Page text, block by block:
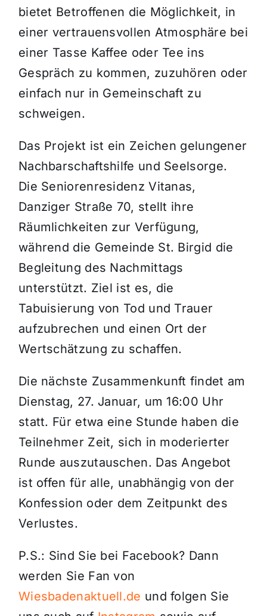
bietet Betroffenen die Möglichkeit, in
einer vertrauensvollen Atmosphäre bei
einer Tasse Kaffee oder Tee ins
Gespräch zu kommen, zuzuhören oder
einfach nur in Gemeinschaft zu
schweigen.
Das Projekt ist ein Zeichen gelungener
Nachbarschaftshilfe und Seelsorge.
Die Seniorenresidenz Vitanas,
Danziger Straße 70, stellt ihre
Räumlichkeiten zur Verfügung,
während die Gemeinde St. Birgid die
Begleitung des Nachmittags
unterstützt. Ziel ist es, die
Tabuisierung von Tod und Trauer
aufzubrechen und einen Ort der
Wertschätzung zu schaffen.
Die nächste Zusammenkunft findet am
Dienstag, 27. Januar, um 16:00 Uhr
statt. Für etwa eine Stunde haben die
Teilnehmer Zeit, sich in moderierter
Runde auszutauschen. Das Angebot
ist offen für alle, unabhängig von der
Konfession oder dem Zeitpunkt des
Verlustes.
P.S.: Sind Sie bei Facebook? Dann
werden Sie Fan von
Wiesbadenaktuell.de und folgen Sie